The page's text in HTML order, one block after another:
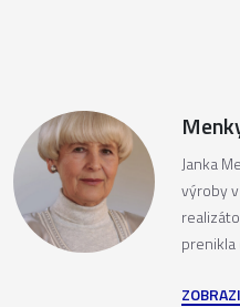
Janka
výroby
prenikla